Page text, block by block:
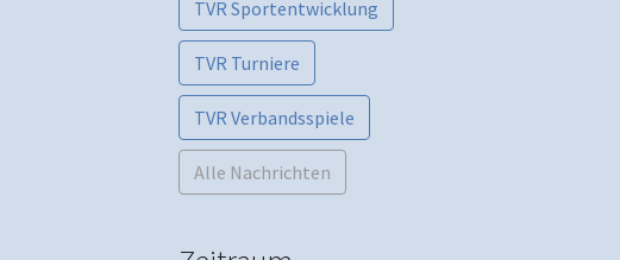
TVR Sportentwicklung
TVR Turniere
TVR Verbandsspiele
Alle Nachrichten